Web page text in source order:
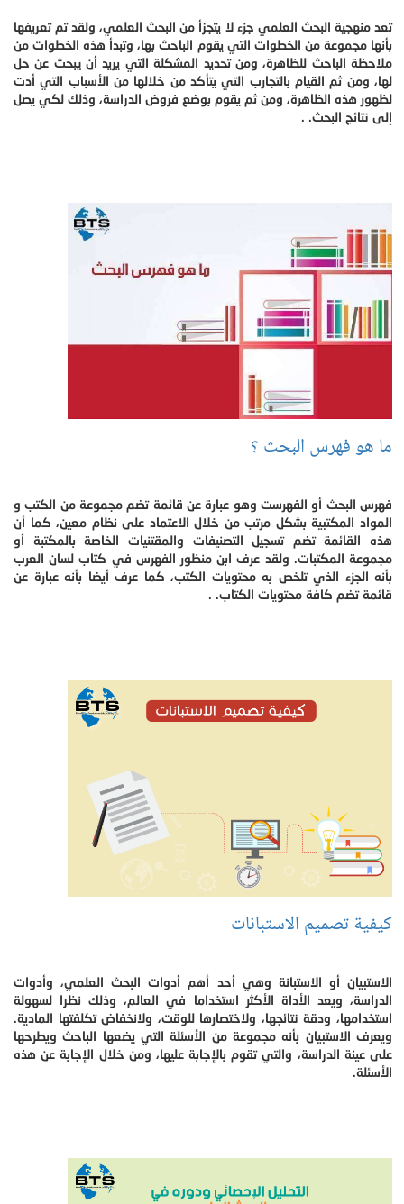
تعد منهجية البحث العلمي جزء لا يتجزأ من البحث العلمي، ولقد تم تعريفها
بأنها مجموعة من الخطوات التي يقوم الباحث بها، وتبدأ هذه الخطوات من
ملاحظة الباحث للظاهرة، ومن تحديد المشكلة التي يريد أن يبحث عن حل
لها، ومن ثم القيام بالتجارب التي يتأكد من خلالها من الأسباب التي أدت
لظهور هذه الظاهرة، ومن ثم يقوم بوضع فروض الدراسة، وذلك لكي يصل
إلى نتائج البحث. .
ما هو فهرس البحث ؟
فهرس البحث أو الفهرست وهو عبارة عن قائمة تضم مجموعة من الكتب و
المواد المكتبية بشكل مرتب من خلال الاعتماد على نظام معين، كما أن
هذه القائمة تضم تسجيل التصنيفات والمقتنيات الخاصة بالمكتبة أو
مجموعة المكتبات. ولقد عرف ابن منظور الفهرس في كتاب لسان العرب
بأنه الجزء الذي تلخص به محتويات الكتب، كما عرف أيضا بأنه عبارة عن
قائمة تضم كافة محتويات الكتاب. .
كيفية تصميم الاستبانات
الاستبيان أو الاستبانة وهي أحد أهم أدوات البحث العلمي، وأدوات
الدراسة، ويعد الأداة الأكثر استخداما في العالم، وذلك نظرا لسهولة
استخدامها، ودقة نتائجها، ولاختصارها للوقت، ولانخفاض تكلفتها المادية.
ويعرف الاستبيان بأنه مجموعة من الأسئلة التي يضعها الباحث ويطرحها
على عينة الدراسة، والتي تقوم بالإجابة عليها، ومن خلال الإجابة عن هذه
الأسئلة.